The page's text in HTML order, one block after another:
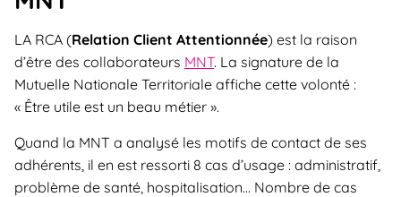
LA RCA (Relation Client Attentionnée) est la raison
d’être des collaborateurs MNT. La signature de la
Mutuelle Nationale Territoriale affiche cette volonté :
« Être utile est un beau métier ».
Quand la MNT a analysé les motifs de contact de ses
adhérents, il en est ressorti 8 cas d’usage : administratif,
problème de santé, hospitalisation… Nombre de cas